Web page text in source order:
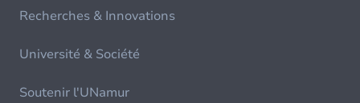
Recherches & Innovations
Université & Société
Soutenir l'UNamur